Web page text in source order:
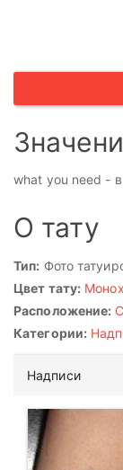
what you need -
О тату
Тип: Фото
Цвет тату:
Расположение:
Категории:
Надписи